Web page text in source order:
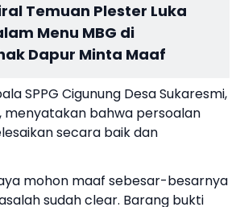
Temuan Plester Luka
Menu MBG di
Dapur Minta Maaf
SPPG Cigunung Desa Sukaresmi,
menyatakan bahwa persoalan
secara baik dan
mohon maaf sebesar-besarnya
sudah clear. Barang bukti